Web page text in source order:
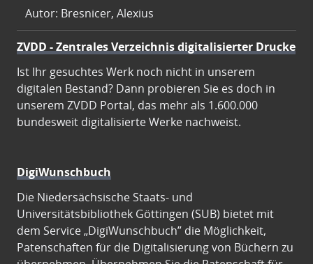
Autor: Bresnicer, Alexius
ZVDD - Zentrales Verzeichnis digitalisierter Drucke
Ist Ihr gesuchtes Werk noch nicht in unserem
digitalen Bestand? Dann probieren Sie es doch in
unserem ZVDD Portal, das mehr als 1.600.000
bundesweit digitalisierte Werke nachweist.
DigiWunschbuch
Die Niedersächsische Staats- und
Universitätsbibliothek Göttingen (SUB) bietet mit
dem Service „DigiWunschbuch” die Möglichkeit,
Patenschaften für die Digitalisierung von Büchern zu